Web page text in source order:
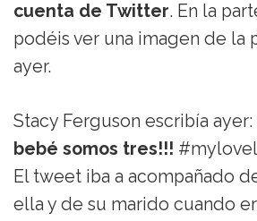
cuenta de Twitter. En la
podéis ver una imagen de la
ayer.
Stacy Ferguson escribía ayer:
bebé somos tres!!!
El tweet iba a acompañado
ella y de su marido cuando